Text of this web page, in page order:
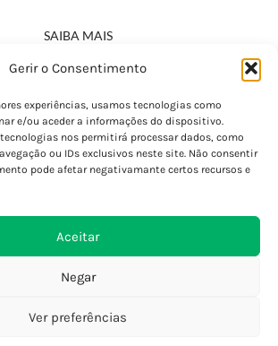
Gerir o Consentimento
experiências, usamos tecnologias como
e/ou aceder a informações do dispositivo.
nos permitirá processar dados, como
ou IDs exclusivos neste site. Não consentir
pode afetar negativamante certos recursos e
Aceitar
Negar
Ver preferências
SAIBA MAIS
Política de Privacidade
Termos e Condições
Perguntas Frequentes
Custos de Envio
Encomendas Internacionais
Devoluções e Trocas